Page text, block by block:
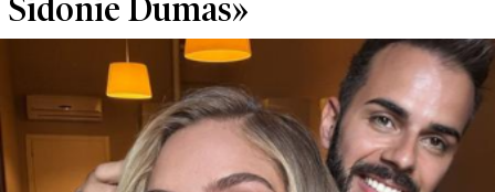
Sidonie Dumas»